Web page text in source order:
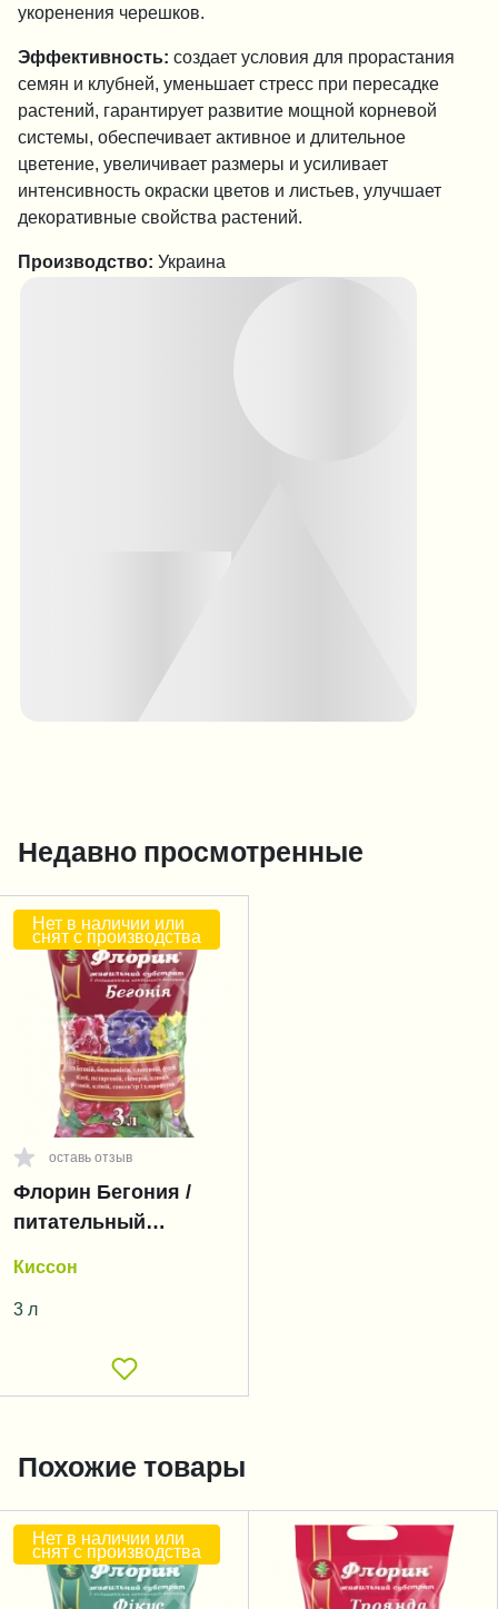
укоренения черешков.
Эффективность: создает условия для прорастания
семян и клубней, уменьшает стресс при пересадке
растений, гарантирует развитие мощной корневой
системы, обеспечивает активное и длительное
цветение, увеличивает размеры и усиливает
интенсивность окраски цветов и листьев, улучшает
декоративные свойства растений.
Производство: Украина
Недавно просмотренные
Нет в наличии или
снят с производства
оставь отзыв
Флорин Бегония /
питательный
Киссон
3 л
Похожие товары
Нет в наличии или
снят с производства